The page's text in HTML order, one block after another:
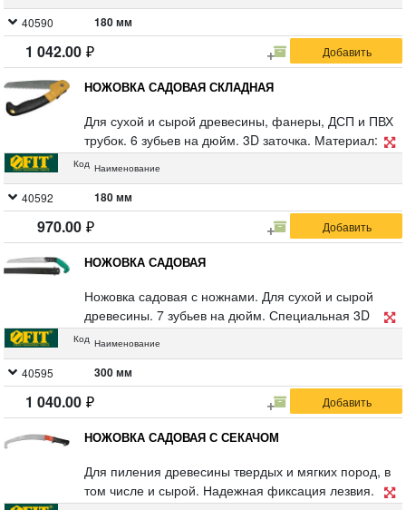
поперек волокон, обеспечивая чистоту реза и
высокую точность. Материал: полотно из
терообработанной высокоуглеродистой
инструментальной стали; прорезиненная
эргономичная ручка из ABS пластика. Упаковка:
блистер.
40590 180 мм
1 042.00
НОЖОВКА САДОВАЯ СКЛАДНАЯ
Для сухой и сырой древесины, фанеры, ДСП и ПВХ
трубок. 6 зубьев на дюйм. 3D заточка. Материал:
полотно из закалённой полированной
хромированным покрытием, прорезиненная
эргономичная ручка из ABS пластика. Упаковка:
блистер.
Код Наименование
40592 180 мм
970.00
НОЖОВКА САДОВАЯ
Ножовка садовая с ножнами. Для сухой и сырой
древесины. 7 зубьев на дюйм. Специальная 3D
заточка и разводка зубьев обеспечивает высокую
древесины. Материал: высокоуглеродистая сталь,
пластиковая ручка с прорезиненной накладкой,
пластиковые ножны. Упаковка: блистер.
Код Наименование
40595 300 мм
1 040.00
НОЖОВКА САДОВАЯ С СЕКАЧОМ
Для пиления древесины твердых и мягких пород, в
том числе и сырой. Надежная фиксация лезвия.